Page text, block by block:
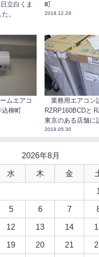
立白くま
。
町
2018.12.29
ムエアコ
柳町
業務用エアコン
RZRP160BCDと
東京のある店舗に
2019.05.30
2026年8月
水 木 金
5 6 7
12 13 14
19 20 21